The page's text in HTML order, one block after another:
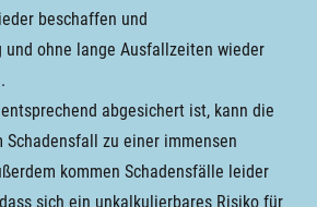
beschaffen und
ohne lange Ausfallzeiten wieder
abgesichert ist, kann die
zu einer immensen
kommen Schadensfälle leider
sich ein unkalkulierbares Risiko für